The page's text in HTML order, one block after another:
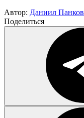
Автор: Даниил Панков
Поделиться